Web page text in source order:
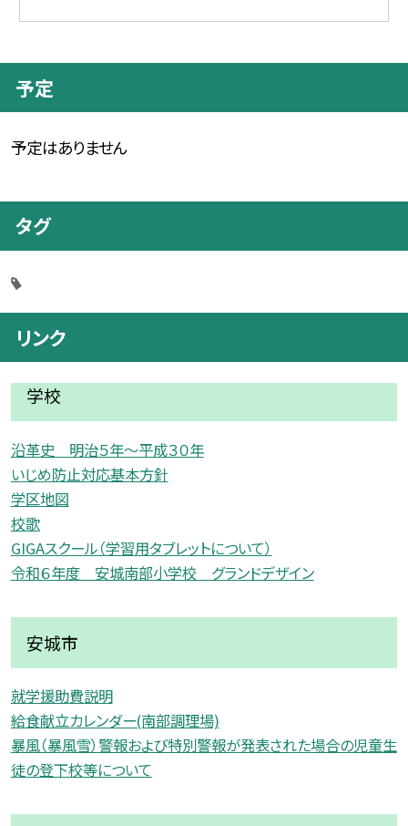
予定
予定はありません
タグ
リンク
学校
沿革史 明治５年〜平成３０年
いじめ防止対応基本方針
学区地図
校歌
GIGAスクール（学習用タブレットについて）
令和６年度 安城南部小学校 グランドデザイン
安城市
就学援助費説明
給食献立カレンダー(南部調理場)
暴風（暴風雪）警報および特別警報が発表された場合の児童生
徒の登下校等について